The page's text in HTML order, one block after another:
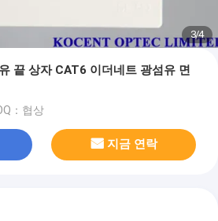
3/4
끝 상자 CAT6 이더네트 광섬유 면
：협상
지금 연락